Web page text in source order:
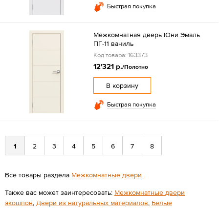
Быстрая покупка
Межкомнатная дверь Юни Эмаль
ПГ-11 ваниль
Код товара: 163373
12'321 р./Полотно
В корзину
Быстрая покупка
1 2 3 4 5 6 7 8
Все товары раздела Межкомнатные двери
Также вас может заинтересовать: Межкомнатные двери
экошпон, Двери из натуральных материалов, Белые